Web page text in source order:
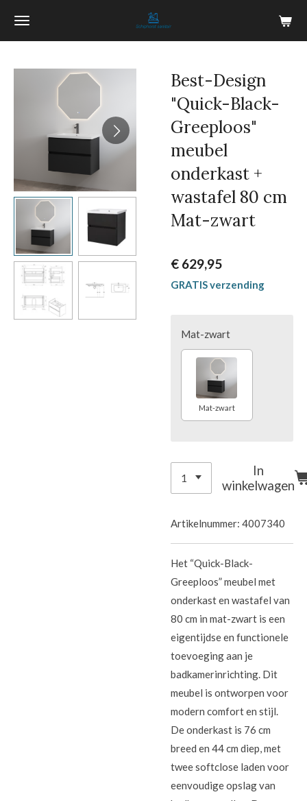
Ga
de
hoofdinhoud
Best-Design
"Quick-Black-
Greeploos"
meubel
onderkast +
wastafel 80 cm
Mat-zwart
€ 629,95
GRATIS verzending
Mat-zwart
Mat-zwart
In
winkelwagen
Artikelnummer: 4007340
Het “Quick-Black-
Greeploos” meubel met
onderkast en wastafel van
80 cm in mat-zwart is een
eigentijdse en functionele
toevoeging aan je
badkamerinrichting. Dit
meubel is ontworpen voor
modern comfort en stijl.
De onderkast is 76 cm
breed en 44 cm diep, met
twee softclose laden voor
eenvoudige opslag van